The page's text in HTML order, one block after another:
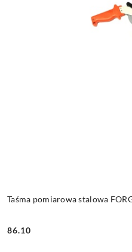
Taśma pomiarowa stalowa
Cena:
86.10